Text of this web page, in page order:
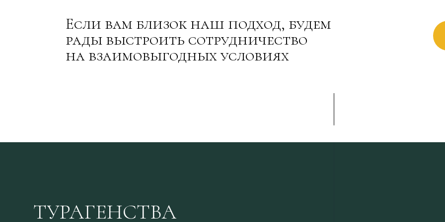
Если вам близок наш подход, будем
рады выстроить сотрудничество
на взаимовыгодных условиях
ТУРАГЕНСТВА